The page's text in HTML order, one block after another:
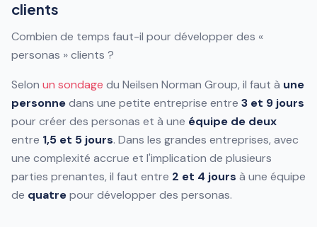
clients
Combien de temps faut-il pour développer des «
personas » clients ?
Selon un sondage du Neilsen Norman Group, il faut à une
personnedans une petite entreprise entre 3 et 9 jours
pour créer des personas et à une équipe de deux
entre 1,5 et 5 jours. Dans les grandes entreprises, avec
une complexité accrue et l'implication de plusieurs
parties prenantes, il faut entre 2 et 4 jours à une équipe
de quatrepour développer des personas.